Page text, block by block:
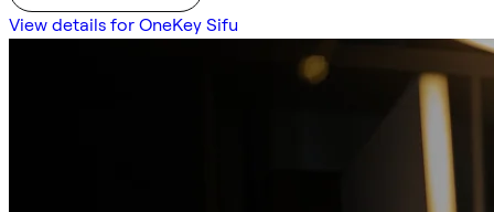
View details for OneKey Sifu